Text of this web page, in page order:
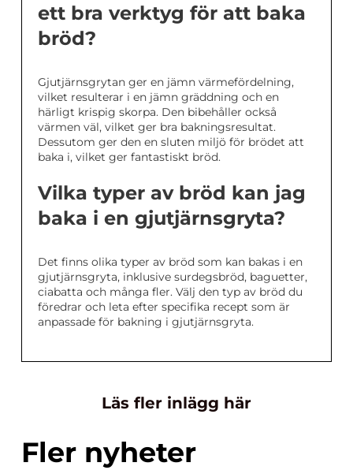
ett bra verktyg för att baka
bröd?
Gjutjärnsgrytan ger en jämn värmefördelning,
vilket resulterar i en jämn gräddning och en
härligt krispig skorpa. Den bibehåller också
värmen väl, vilket ger bra bakningsresultat.
Dessutom ger den en sluten miljö för brödet att
baka i, vilket ger fantastiskt bröd.
Vilka typer av bröd kan jag
baka i en gjutjärnsgryta?
Det finns olika typer av bröd som kan bakas i en
gjutjärnsgryta, inklusive surdegsbröd, baguetter,
ciabatta och många fler. Välj den typ av bröd du
föredrar och leta efter specifika recept som är
anpassade för bakning i gjutjärnsgryta.
Läs fler inlägg här
Fler nyheter